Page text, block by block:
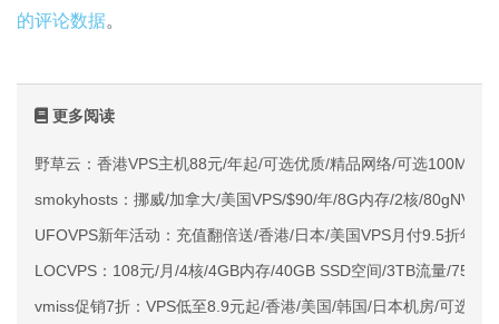
的评论数据。
更多阅读
野草云：香港VPS主机88元/年起/可选优质/精品网络/可选100M不
smokyhosts：挪威/加拿大/美国VPS/$90/年/8G内存/2核/
UFOVPS新年活动：充值翻倍送/香港/日本/美国VPS月付9.5折年
LOCVPS：108元/月/4核/4GB内存/40GB SSD空间/3TB流量/
vmiss促销7折：VPS低至8.9元起/香港/美国/韩国/日本机房/可选